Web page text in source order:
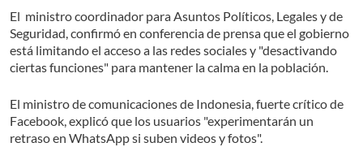
El ministro coordinador para Asuntos Políticos, Legales y de
Seguridad, confirmó en conferencia de prensa que el gobierno
está limitando el acceso a las redes sociales y "desactivando
ciertas funciones" para mantener la calma en la población.
El ministro de comunicaciones de Indonesia, fuerte crítico de
Facebook, explicó que los usuarios "experimentarán un
retraso en WhatsApp si suben videos y fotos".